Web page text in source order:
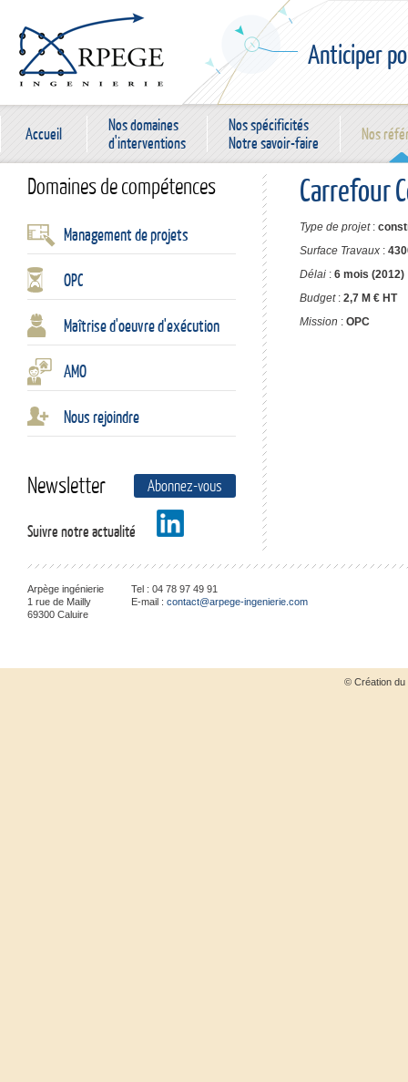
Anticiper
Accueil
Nos domaines
d'interventions
Nos spécificités
Notre savoir-faire
Nos
Carrefour
Type de projet:
Surface Travaux :
Délai : 6 mois (2012)
Budget: 2,7 M € HT
Mission : OPC
Domaines de compétences
Management de projets
OPC
Maîtrise d'oeuvre d'exécution
AMO
Nous rejoindre
Newsletter Abonnez-vous
Suivre notre actualité
Arpège ingénierie
1 rue de Mailly
69300 Caluire
Tel : 04 78 97 49 91
E-mail : contact@arpege-ingenierie.com
© Création